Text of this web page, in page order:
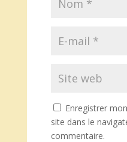
Enregistrer
site dans le
commentaire.